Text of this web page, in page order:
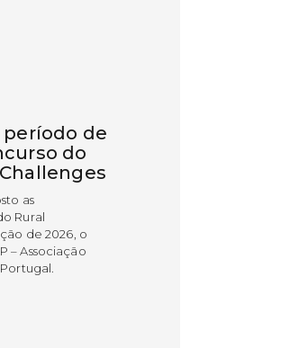
período de
do
as
Rural
de 2026, o
– Associação